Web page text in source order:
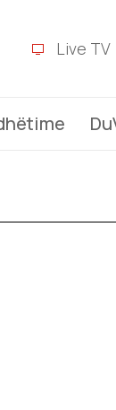
Live TV